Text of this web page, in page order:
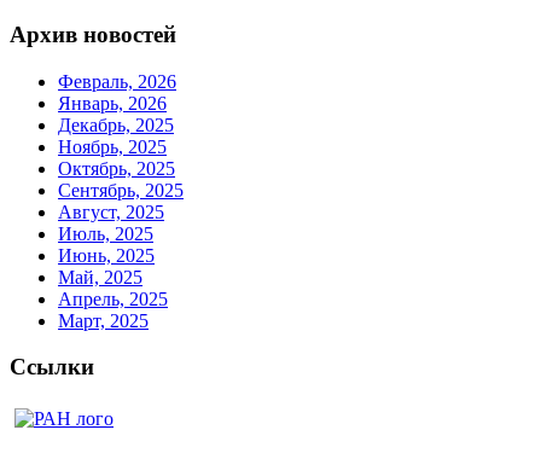
Архив новостей
Февраль, 2026
Январь, 2026
Декабрь, 2025
Ноябрь, 2025
Октябрь, 2025
Сентябрь, 2025
Август, 2025
Июль, 2025
Июнь, 2025
Май, 2025
Апрель, 2025
Март, 2025
Ссылки